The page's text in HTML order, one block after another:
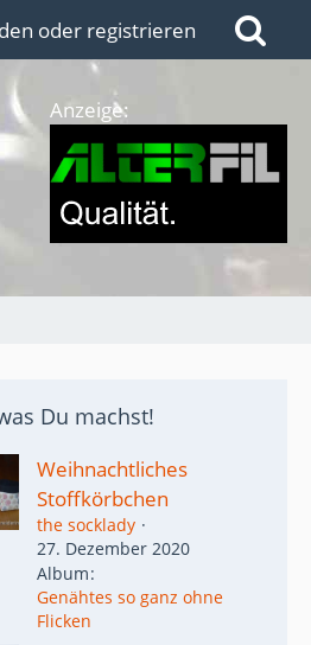
oder registrieren
Anzeige:
Du machst!
Weihnachtliches
Stoffkörbchen
the socklady
27. Dezember 2020
Album
Genähtes so ganz ohne
Flicken